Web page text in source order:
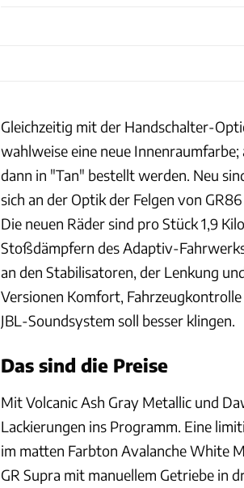
Gleichzeitig mit der Handschalter-
wahlweise eine neue
dann in "Tan" bestellt werden. Neu
sich an der Optik der Felgen von
Die neuen Räder sind pro Stück 1,9
Stoßdämpfern des Adaptiv-
an den Stabilisatoren, der Lenkung
Versionen Komfort,
JBL-Soundsystem soll besser klingen.
Das sind die Preise
Mit Volcanic Ash Gray Metallic und
Lackierungen ins Programm. Eine
im matten Farbton Avalanche White
GR Supra mit manuellem Getriebe in